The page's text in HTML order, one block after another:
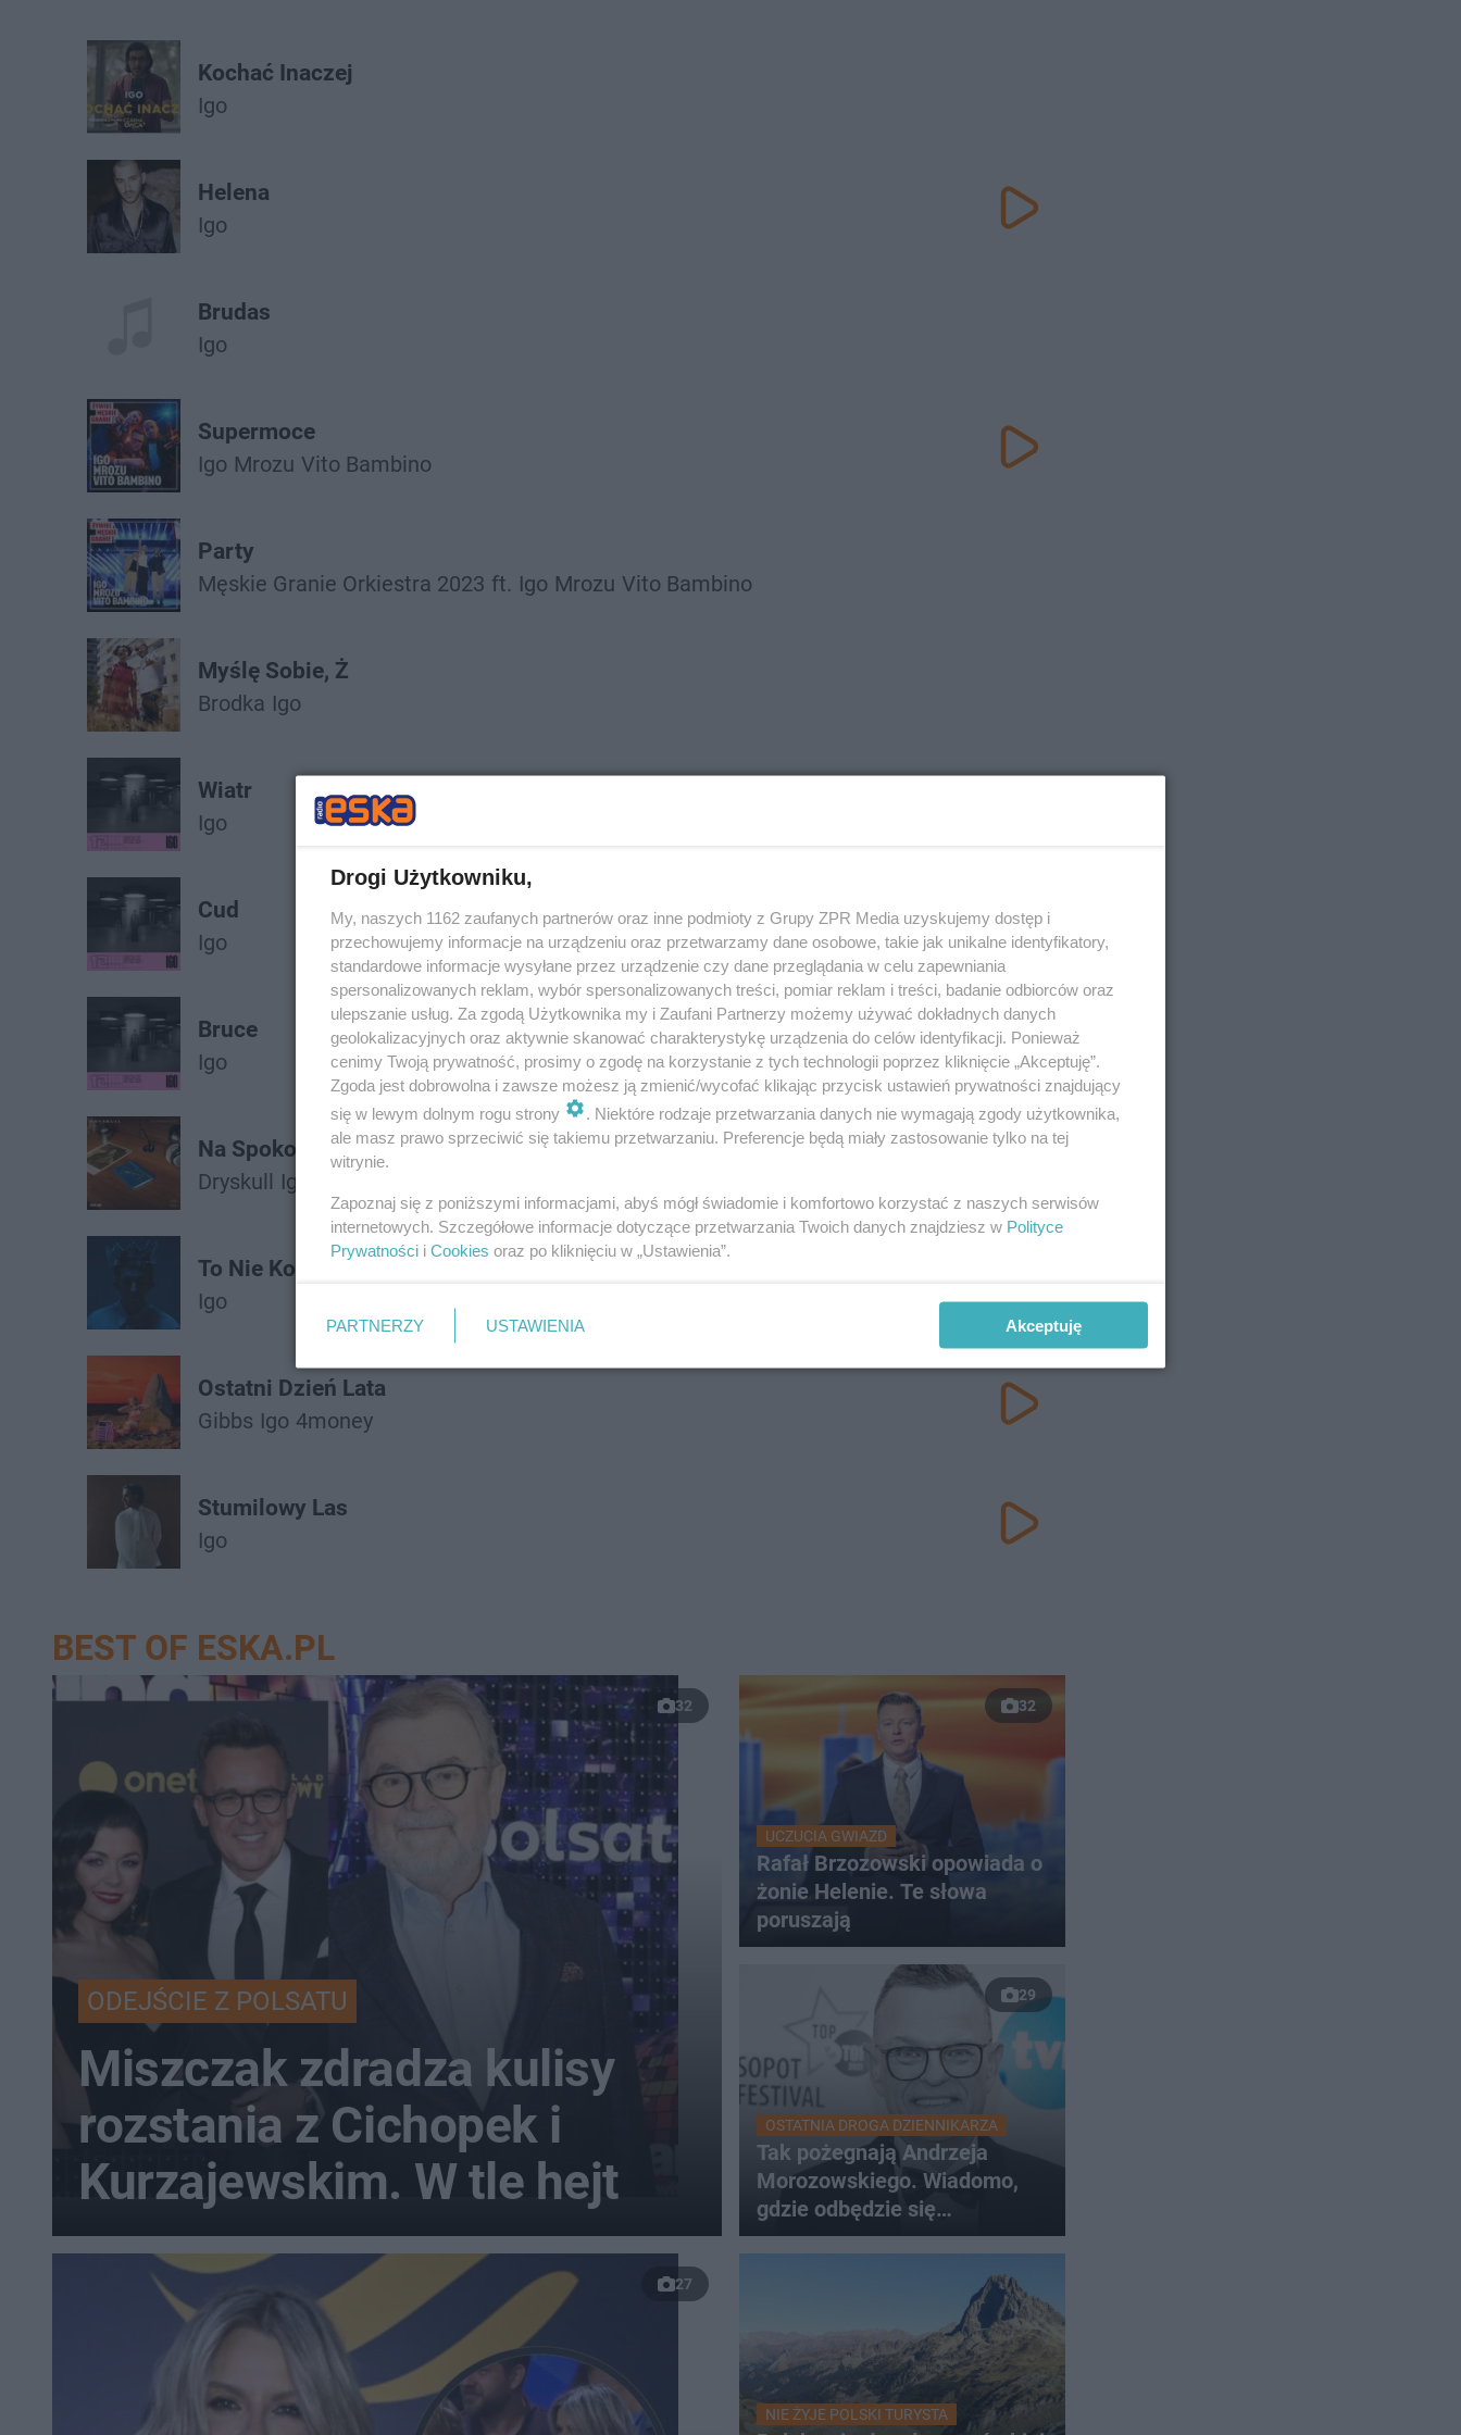
Kochać Inaczej
Igo
Helena
Igo
Brudas
Igo
Supermoce
Igo Mrozu Vito Bambino
Party
Męskie Granie Orkiestra 2023 ft. Igo Mrozu Vito Bambino
Myślę Sobie, Ż
Brodka Igo
Wiatr
Igo
Cud
Igo
Bruce
Igo
Na Spokojnie
Dryskull Igo
To Nie Koniec
Igo
Ostatni Dzień Lata
Gibbs Igo 4money
Stumilowy Las
Igo
BEST OF ESKA.PL
32
ODEJŚCIE Z POLSATU
Miszczak zdradza kulisy
rozstania z Cichopek i
Kurzajewskim. W tle hejt
27
32
UCZUCIA GWIAZD
Rafał Brzozowski opowiada o
żonie Helenie. Te słowa
poruszają
29
OSTATNIA DROGA DZIENNIKARZA
Tak pożegnają Andrzeja
Morozowskiego. Wiadomo,
gdzie odbędzie się
uroczystość
NIE ŻYJE POLSKI TURYSTA
Drogi Użytkowniku,
My, naszych 1162 zaufanych partnerów oraz inne podmioty z Grupy ZPR Media uzyskujemy dostęp i
przechowujemy informacje na urządzeniu oraz przetwarzamy dane osobowe, takie jak unikalne identyfikatory,
standardowe informacje wysyłane przez urządzenie czy dane przeglądania w celu zapewniania
spersonalizowanych reklam, wybór spersonalizowanych treści, pomiar reklam i treści, badanie odbiorców oraz
ulepszanie usług. Za zgodą Użytkownika my i Zaufani Partnerzy możemy używać dokładnych danych
geolokalizacyjnych oraz aktywnie skanować charakterystykę urządzenia do celów identyfikacji. Ponieważ
cenimy Twoją prywatność, prosimy o zgodę na korzystanie z tych technologii poprzez kliknięcie „Akceptuję”.
Zgoda jest dobrowolna i zawsze możesz ją zmienić/wycofać klikając przycisk ustawień prywatności znajdujący
się w lewym dolnym rogu strony
. Niektóre rodzaje przetwarzania danych nie wymagają zgody użytkownika,
ale masz prawo sprzeciwić się takiemu przetwarzaniu. Preferencje będą miały zastosowanie tylko na tej
witrynie.
Zapoznaj się z poniższymi informacjami, abyś mógł świadomie i komfortowo korzystać z naszych serwisów
internetowych. Szczegółowe informacje dotyczące przetwarzania Twoich danych znajdziesz w Polityce
Prywatności i Cookies oraz po kliknięciu w „Ustawienia”.
PARTNERZY USTAWIENIA Akceptuję